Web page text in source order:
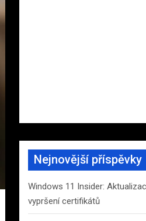
Nejnovější příspěvky
Windows 11 Insider:
vypršení certifikátů